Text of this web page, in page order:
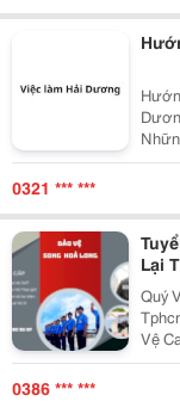
Hướng
Mới,
0321 *** ***
Lại
Quý
Vệ
Đang
Ở
0386 *** ***